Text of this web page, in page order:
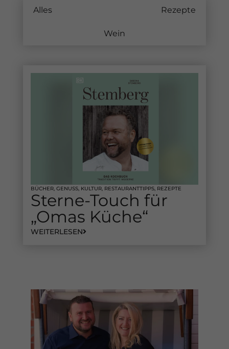
Alles Rezepte
Wein
BÜCHER, GENUSS, KULTUR, RESTAURANTTIPPS, REZEPTE
Sterne-Touch für
„Omas Küche“
WEITERLESEN